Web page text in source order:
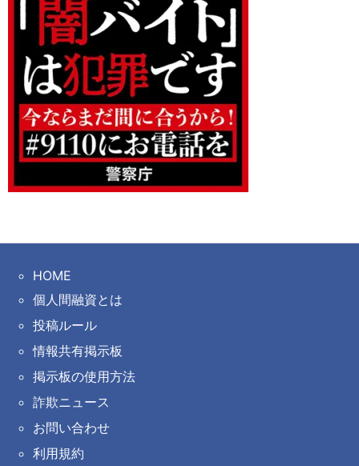
HOME
個人間融資とは
投稿ルール
情報共有掲示板
掲示板の使用方法
詐欺ニュース
お問い合わせ
利用規約